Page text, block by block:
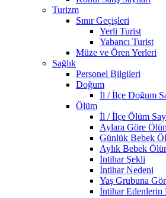
Turizm
Sınır Geçişleri
Yerli Turist
Yabancı Turist
Müze ve Ören Yerleri
Sağlık
Personel Bilgileri
Doğum
İl / İlçe Doğum
Ölüm
İl / İlçe Ölüm
Aylara Göre
Günlük Bebek
Aylık Bebek
İntihar Şekli
İntihar Nedeni
Yaş Grubuna
İntihar Edenlerin